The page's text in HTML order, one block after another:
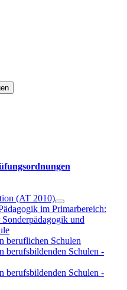
(AT 2010)
im Primarbereich:
und
beruflichen Schulen
berufsbildenden Schulen -
berufsbildenden Schulen -